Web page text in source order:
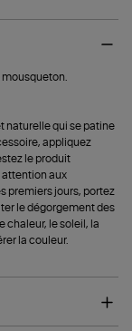
naturelle qui se patine
appliquez
le produit
attention aux
premiers jours, portez
le dégorgement des
chaleur, le soleil, la
la couleur.